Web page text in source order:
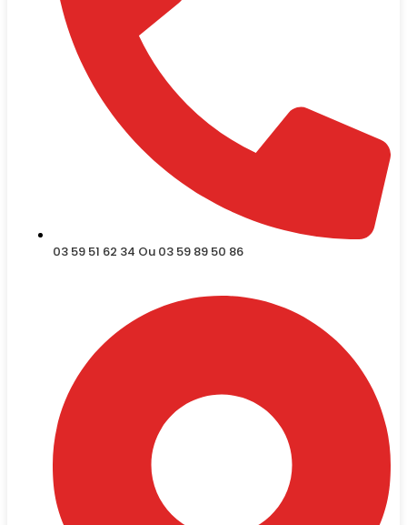
03 59 51 62 34 Ou 03 59 89 50 86